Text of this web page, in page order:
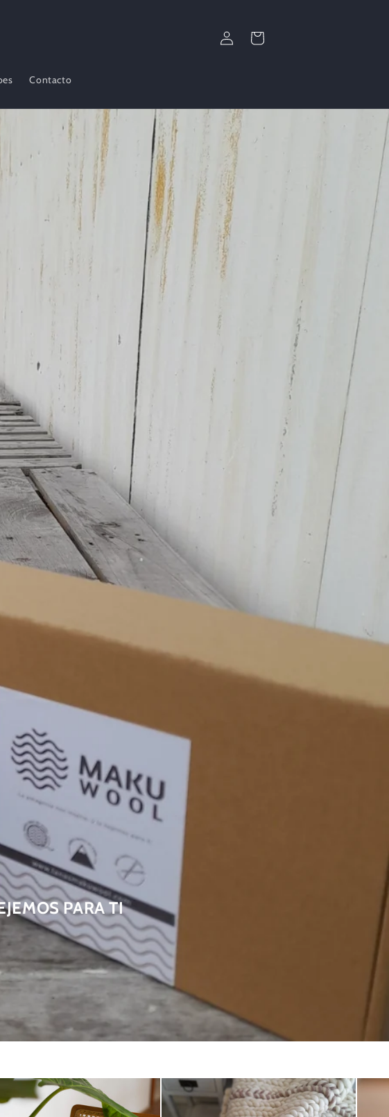
Contacto
Iniciar
sesión
Carrito
PARA TI